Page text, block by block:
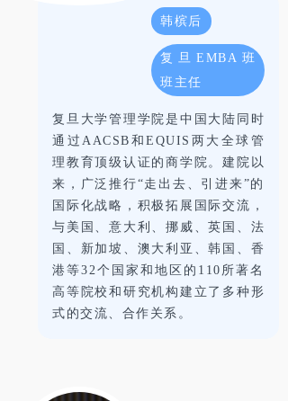
韩槟后
复旦EMBA班
班主任
复旦大学管理学院是中国大陆同时
通过AACSB和EQUIS两大全球管
理教育顶级认证的商学院。建院以
来，广泛推行“走出去、引进来”的
国际化战略，积极拓展国际交流，
与美国、意大利、挪威、英国、法
国、新加坡、澳大利亚、韩国、香
港等32个国家和地区的110所著名
高等院校和研究机构建立了多种形
式的交流、合作关系。